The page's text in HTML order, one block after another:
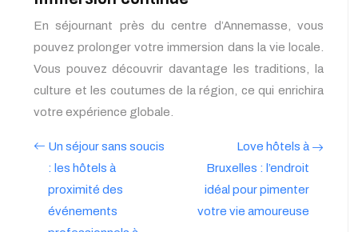
En séjournant près du centre d’Annemasse, vous
pouvez prolonger votre immersion dans la vie locale.
Vous pouvez découvrir davantage les traditions, la
culture et les coutumes de la région, ce qui enrichira
votre expérience globale.
Un séjour sans soucis
: les hôtels à
proximité des
événements
Love hôtels à
Bruxelles : l’endroit
idéal pour pimenter
votre vie amoureuse